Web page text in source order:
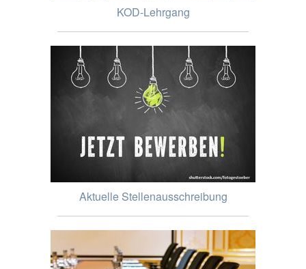
KOD-Lehrgang
Aktuelle Stellenausschreibung